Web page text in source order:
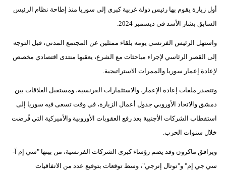
أول زيارة يقوم بها رئيس دولة غربية كبرى إلى سوريا منذ إطاحة نظام الرئيس
السابق بشار الأسد في ديسمبر 2024.
واستهل الرئيس الفرنسي يومه بلقاء ممثلين عن المجتمع المدني، قبل التوجه
إلى القصر الرئاسي لإجراء مباحثات مع الشرع، يعقبها منتدى اقتصادي مخصص
لإعادة إعمار سوريا والممرات الاستراتيجية.
وتتصدر ملفات إعادة الإعمار، والاستثمارات الفرنسية، ومستقبل العلاقات بين
دمشق والاتحاد الأوروبي جدول أعمال الزيارة، في وقت تسعى فيه سوريا إلى
استقطاب الشركات الأجنبية بعد رفع العقوبات الأوروبية والأميركية التي فُرضت
خلال سنوات الحرب.
ويرافق ماكرون وفد يضم رؤساء كبرى الشركات الفرنسية، من بينها "سي إم آ-
سي جي إم" و"توتال إنرجي"، وسط توقعات بتوقيع عدد من الاتفاقيات